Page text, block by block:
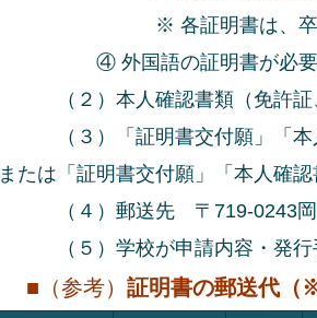
※ 各証明書は、卒業時の
④ 外国語の証明書が必要
（２）本人確認書類（免許証、
（３）「証明書交付願」「本人
または「証明書交付願」「本人確
（４）郵送先 〒719-0243岡山
（５）学校が申請内容・発行手
■（参考） 証明書の郵送代（